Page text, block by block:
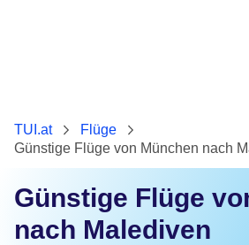
TUI.at
Flüge
Günstige Flüge von München nach
Günstige Flüge
nach Malediven